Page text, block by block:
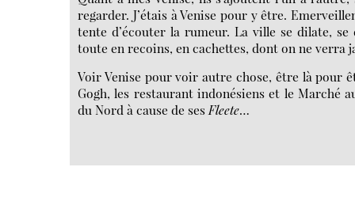
regarder. J’étais à Venise pour y être.
tente d’écouter la rumeur. La ville se dilate,
toute en recoins, en cachettes, dont on ne verra
Voir Venise pour voir autre chose, être là pour
Gogh, les restaurant indonésiens et le Marché
du Nord à cause de sesFleete…